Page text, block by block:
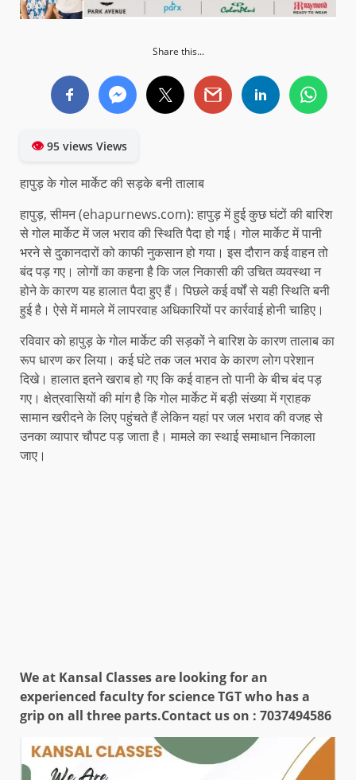
Share this...
👁95 views Views
हापुड़ के गोल मार्केट की सड़के बनी तालाब
हापुड़, सीमन (ehapurnews.com): हापुड़ में हुई कुछ घंटों की बारिश
से गोल मार्केट में जल भराव की स्थिति पैदा हो गई। गोल मार्केट में पानी
भरने से दुकानदारों को काफी नुकसान हो गया। इस दौरान कई वाहन तो
बंद पड़ गए। लोगों का कहना है कि जल निकासी की उचित व्यवस्था न
होने के कारण यह हालात पैदा हुए हैं। पिछले कई वर्षों से यही स्थिति बनी
हुई है। ऐसे में मामले में लापरवाह अधिकारियों पर कार्रवाई होनी चाहिए।
रविवार को हापुड़ के गोल मार्केट की सड़कों ने बारिश के कारण तालाब का
रूप धारण कर लिया। कई घंटे तक जल भराव के कारण लोग परेशान
दिखे। हालात इतने खराब हो गए कि कई वाहन तो पानी के बीच बंद पड़
गए। क्षेत्रवासियों की मांग है कि गोल मार्केट में बड़ी संख्या में ग्राहक
सामान खरीदने के लिए पहुंचते हैं लेकिन यहां पर जल भराव की वजह से
उनका व्यापार चौपट पड़ जाता है। मामले का स्थाई समाधान निकाला
जाए।
We at Kansal Classes are looking for an
experienced faculty for science TGT who has a
grip on all three parts.Contact us on : 7037494586